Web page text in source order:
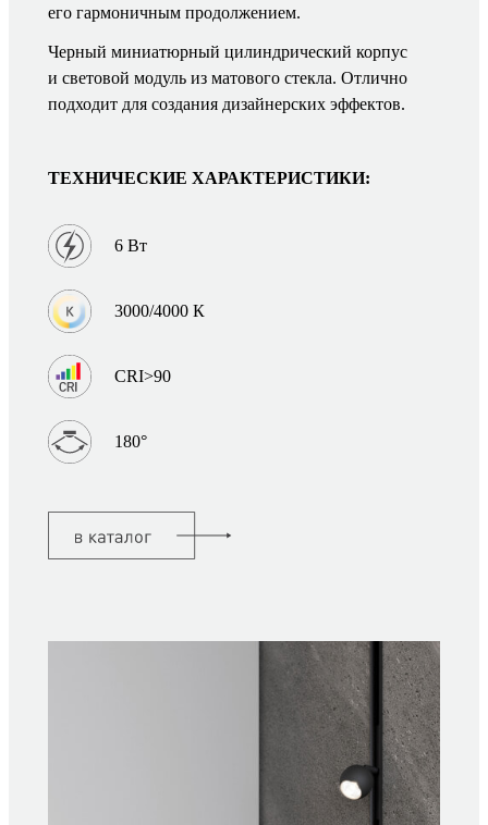
его гармоничным продолжением.
Черный миниатюрный цилиндрический корпус
и световой модуль из матового стекла. Отлично
подходит для создания дизайнерских эффектов.
ТЕХНИЧЕСКИЕ ХАРАКТЕРИСТИКИ:
6 Вт
3000/4000 К
CRI>90
180°